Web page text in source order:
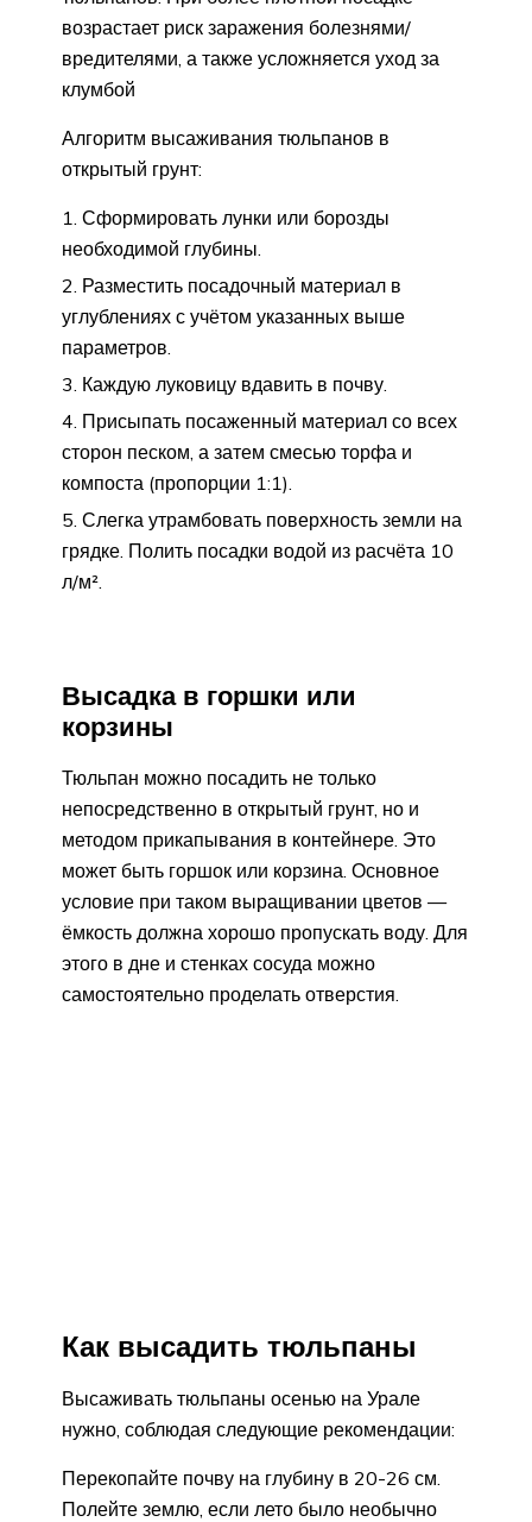
возрастает риск заражения болезнями/
вредителями, а также усложняется уход за
клумбой
Алгоритм высаживания тюльпанов в
открытый грунт:
Сформировать лунки или борозды
необходимой глубины.
Разместить посадочный материал в
углублениях с учётом указанных выше
параметров.
Каждую луковицу вдавить в почву.
Присыпать посаженный материал со всех
сторон песком, а затем смесью торфа и
компоста (пропорции 1:1).
Слегка утрамбовать поверхность земли на
грядке. Полить посадки водой из расчёта 10
л/м².
Высадка в горшки или
корзины
Тюльпан можно посадить не только
непосредственно в открытый грунт, но и
методом прикапывания в контейнере. Это
может быть горшок или корзина. Основное
условие при таком выращивании цветов —
ёмкость должна хорошо пропускать воду. Для
этого в дне и стенках сосуда можно
самостоятельно проделать отверстия.
Как высадить тюльпаны
Высаживать тюльпаны осенью на Урале
нужно, соблюдая следующие рекомендации:
Перекопайте почву на глубину в 20-26 см.
Полейте землю, если лето было необычно